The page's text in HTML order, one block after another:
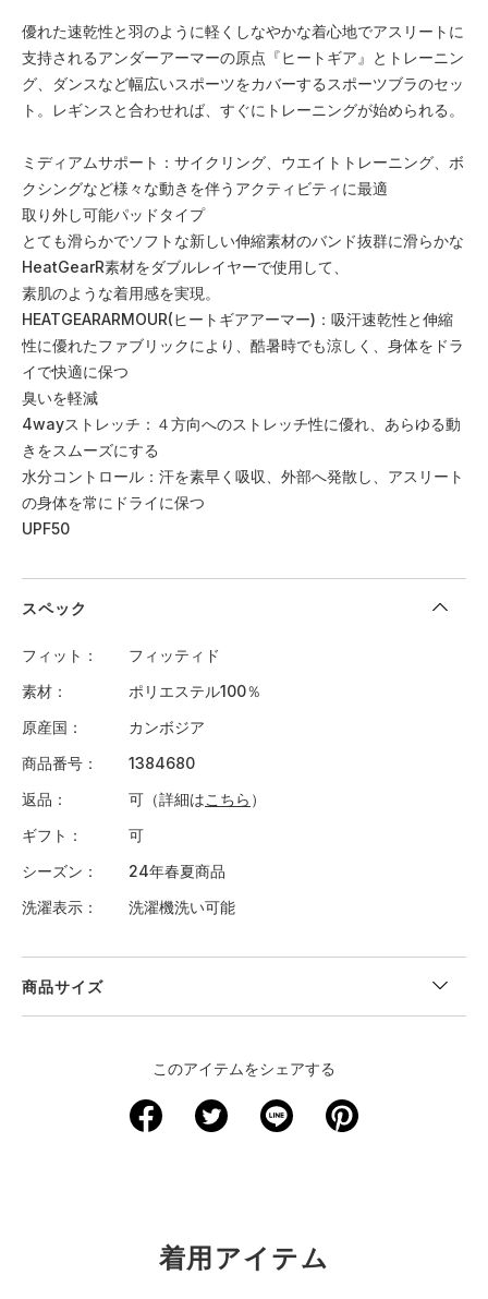
優れた速乾性と羽のように軽くしなやかな着心地でアスリートに
支持されるアンダーアーマーの原点『ヒートギア』とトレーニン
グ、ダンスなど幅広いスポーツをカバーするスポーツブラのセッ
ト。レギンスと合わせれば、すぐにトレーニングが始められる。
ミディアムサポート：サイクリング、ウエイトトレーニング、ボ
クシングなど様々な動きを伴うアクティビティに最適
取り外し可能パッドタイプ
とても滑らかでソフトな新しい伸縮素材のバンド抜群に滑らかな
HeatGearR素材をダブルレイヤーで使用して、
素肌のような着用感を実現。
HEATGEARARMOUR(ヒートギアアーマー)：吸汗速乾性と伸縮
性に優れたファブリックにより、酷暑時でも涼しく、身体をドラ
イで快適に保つ
臭いを軽減
4wayストレッチ：４方向へのストレッチ性に優れ、あらゆる動
きをスムーズにする
水分コントロール：汗を素早く吸収、外部へ発散し、アスリート
の身体を常にドライに保つ
UPF50
スペック
フィット
フィッティド
素材
ポリエステル100％
原産国
カンボジア
商品番号
1384680
返品
可（詳細はこちら ）
ギフト
可
シーズン
24年春夏商品
洗濯表示
洗濯機洗い可能
商品サイズ
－ －
45.5
このアイテムをシェアする
着用アイテム